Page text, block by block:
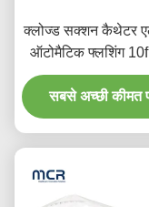
क्लोज्ड सक्शन कैथेटर
ऑटोमैटिक फ्लशिंग
अस्पताल के लिए डबल
कोहनी
सबसे अच्छी कीमत